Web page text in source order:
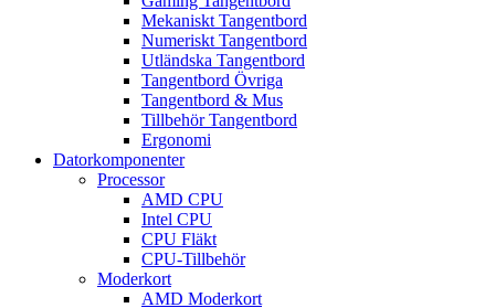
Mekaniskt Tangentbord
Numeriskt Tangentbord
Utländska Tangentbord
Tangentbord Övriga
Tangentbord & Mus
Tillbehör Tangentbord
Ergonomi
Datorkomponenter
Processor
AMD CPU
Intel CPU
CPU Fläkt
CPU-Tillbehör
Moderkort
AMD Moderkort